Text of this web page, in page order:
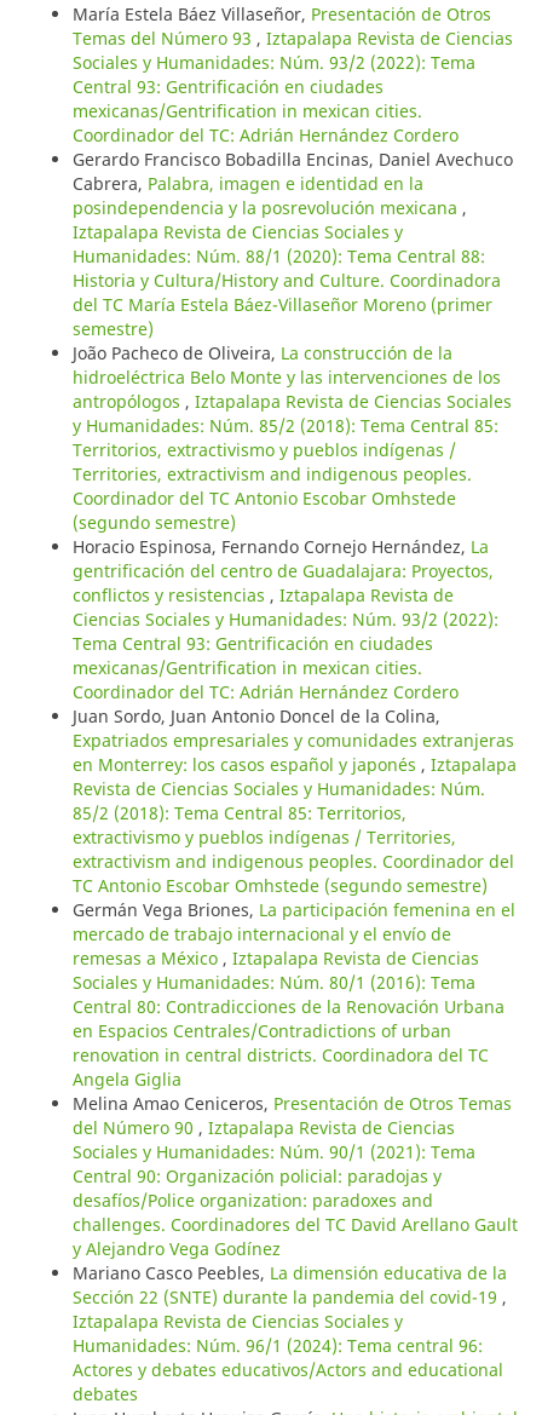
María Estela Báez Villaseñor, Presentación de Otros
Temas del Número 93 , Iztapalapa Revista de Ciencias
Sociales y Humanidades: Núm. 93/2 (2022): Tema
Central 93: Gentrificación en ciudades
mexicanas/Gentrification in mexican cities.
Coordinador del TC: Adrián Hernández Cordero
Gerardo Francisco Bobadilla Encinas, Daniel Avechuco
Cabrera, Palabra, imagen e identidad en la
posindependencia y la posrevolución mexicana ,
Iztapalapa Revista de Ciencias Sociales y
Humanidades: Núm. 88/1 (2020): Tema Central 88:
Historia y Cultura/History and Culture. Coordinadora
del TC María Estela Báez-Villaseñor Moreno (primer
semestre)
João Pacheco de Oliveira, La construcción de la
hidroeléctrica Belo Monte y las intervenciones de los
antropólogos , Iztapalapa Revista de Ciencias Sociales
y Humanidades: Núm. 85/2 (2018): Tema Central 85:
Territorios, extractivismo y pueblos indígenas /
Territories, extractivism and indigenous peoples.
Coordinador del TC Antonio Escobar Omhstede
(segundo semestre)
Horacio Espinosa, Fernando Cornejo Hernández, La
gentrificación del centro de Guadalajara: Proyectos,
conflictos y resistencias , Iztapalapa Revista de
Ciencias Sociales y Humanidades: Núm. 93/2 (2022):
Tema Central 93: Gentrificación en ciudades
mexicanas/Gentrification in mexican cities.
Coordinador del TC: Adrián Hernández Cordero
Juan Sordo, Juan Antonio Doncel de la Colina,
Expatriados empresariales y comunidades extranjeras
en Monterrey: los casos español y japonés , Iztapalapa
Revista de Ciencias Sociales y Humanidades: Núm.
85/2 (2018): Tema Central 85: Territorios,
extractivismo y pueblos indígenas / Territories,
extractivism and indigenous peoples. Coordinador del
TC Antonio Escobar Omhstede (segundo semestre)
Germán Vega Briones, La participación femenina en el
mercado de trabajo internacional y el envío de
remesas a México , Iztapalapa Revista de Ciencias
Sociales y Humanidades: Núm. 80/1 (2016): Tema
Central 80: Contradicciones de la Renovación Urbana
en Espacios Centrales/Contradictions of urban
renovation in central districts. Coordinadora del TC
Angela Giglia
Melina Amao Ceniceros, Presentación de Otros Temas
del Número 90 , Iztapalapa Revista de Ciencias
Sociales y Humanidades: Núm. 90/1 (2021): Tema
Central 90: Organización policial: paradojas y
desafíos/Police organization: paradoxes and
challenges. Coordinadores del TC David Arellano Gault
y Alejandro Vega Godínez
Mariano Casco Peebles, La dimensión educativa de la
Sección 22 (SNTE) durante la pandemia del covid-19 ,
Iztapalapa Revista de Ciencias Sociales y
Humanidades: Núm. 96/1 (2024): Tema central 96:
Actores y debates educativos/Actors and educational
debates